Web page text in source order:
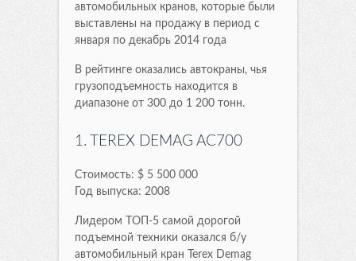
автомобильных кранов, которые были
выставлены на продажу в период с
января по декабрь 2014 года
В рейтинге оказались автокраны, чья
грузоподъемность находится в
диапазоне от 300 до 1 200 тонн.
1. TEREX DEMAG AC700
Стоимость: $ 5 500 000
Год выпуска: 2008
Лидером ТОП-5 самой дорогой
подъемной техники оказался б/у
автомобильный кран Terex Demag